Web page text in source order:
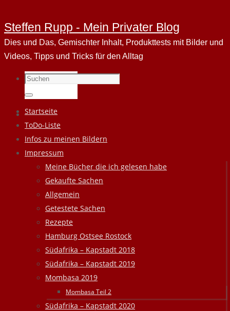
Steffen Rupp - Mein Privater Blog
Dies und Das, Gemischter Inhalt, Produkttests mit Bilder und
Videos, Tipps und Tricks für den Alltag
Suchen
nach:
Suchen
Zum
Inhalt
springen
Startseite
ToDo-Liste
Infos zu meinen Bildern
Impressum
Meine Bücher die ich gelesen habe
Gekaufte Sachen
Allgemein
Getestete Sachen
Rezepte
Hamburg Ostsee Rostock
Südafrika – Kapstadt 2018
Südafrika – Kapstadt 2019
Mombasa 2019
Mombasa Teil 2
Südafrika – Kapstadt 2020